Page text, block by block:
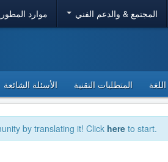
المجتمع & والدعم الفني موارد
المتطلبات التقنية الأسئلة الشائعة
by translating it! Click here to start.